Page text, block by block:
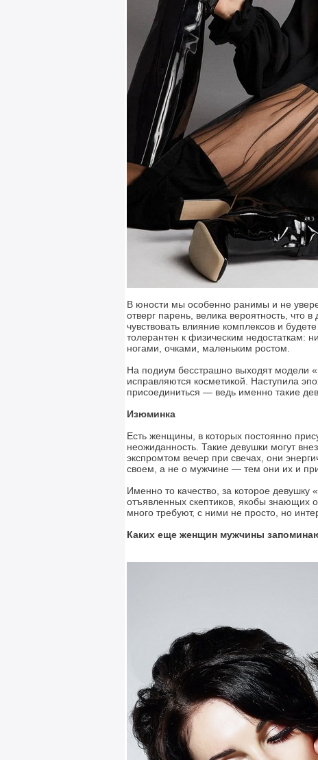
В юности мы особенно ранимы и не
отверг парень, велика вероятность, что
чувствовать влияние комплексов и
толерантен к физическим недостаткам:
ногами, очками, маленьким ростом.
На подиум бесстрашно выходят модели
исправляются косметикой. Наступила
присоединиться — ведь именно такие
Изюминка
Есть женщины, в которых постоянно
неожиданность. Такие девушки могут
экспромтом вечер при свечах, они
своем, а не о мужчине — тем они их и
Именно то качество, за которое девушку
отъявленных скептиков, якобы знающих
много требуют, с ними не просто, но
Каких еще женщин мужчины